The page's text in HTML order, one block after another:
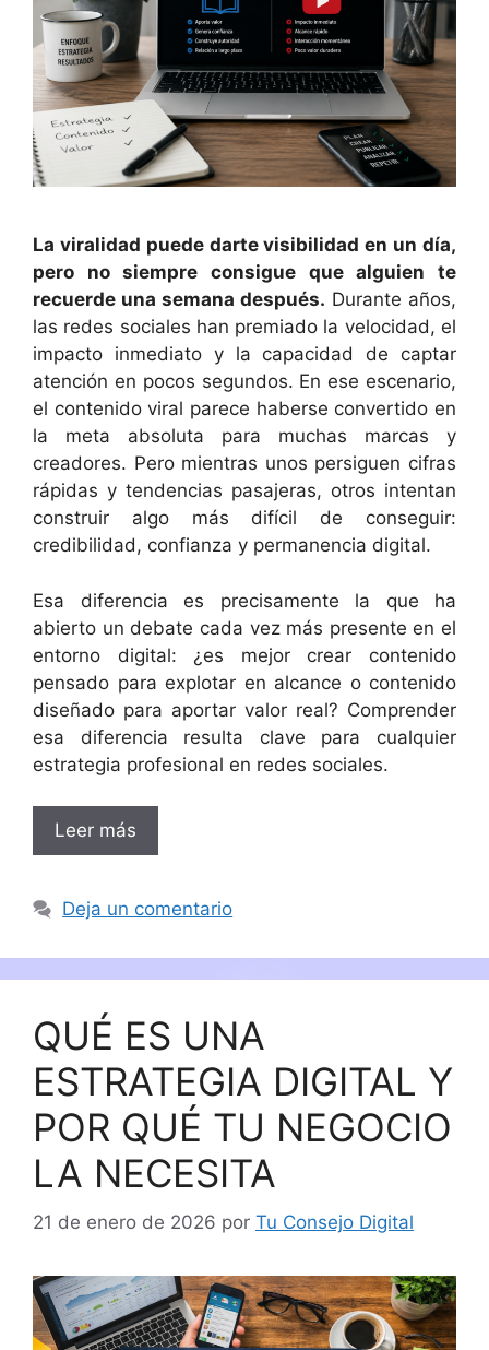
La viralidad puede darte visibilidad en un día,
pero no siempre consigue que alguien te
recuerde una semana después. Durante años,
las redes sociales han premiado la velocidad, el
impacto inmediato y la capacidad de captar
atención en pocos segundos. En ese escenario,
el contenido viral parece haberse convertido en
la meta absoluta para muchas marcas y
creadores. Pero mientras unos persiguen cifras
rápidas y tendencias pasajeras, otros intentan
construir algo más difícil de conseguir:
credibilidad, confianza y permanencia digital.
Esa diferencia es precisamente la que ha
abierto un debate cada vez más presente en el
entorno digital: ¿es mejor crear contenido
pensado para explotar en alcance o contenido
diseñado para aportar valor real? Comprender
esa diferencia resulta clave para cualquier
estrategia profesional en redes sociales.
Leer más
Deja un comentario
QUÉ ES UNA
ESTRATEGIA DIGITAL Y
POR QUÉ TU NEGOCIO
LA NECESITA
21 de enero de 2026 por Tu Consejo Digital